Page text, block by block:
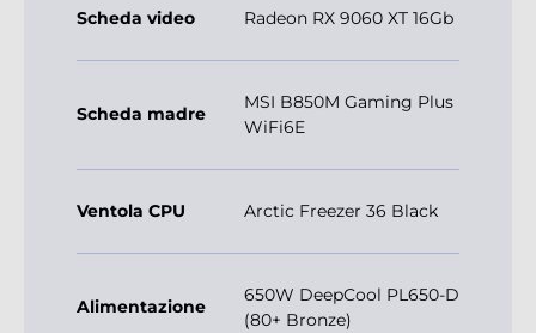
Scheda video Radeon RX 9060 XT 16Gb
Scheda madre
MSI B850M Gaming Plus
WiFi6E
Ventola CPU Arctic Freezer 36 Black
Alimentazione
650W DeepCool PL650-D
(80+ Bronze)